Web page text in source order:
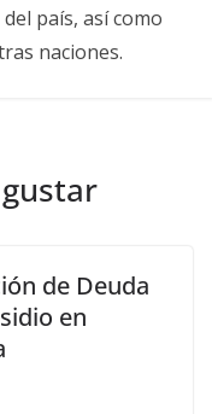
país, así como
naciones.
de Deuda
en